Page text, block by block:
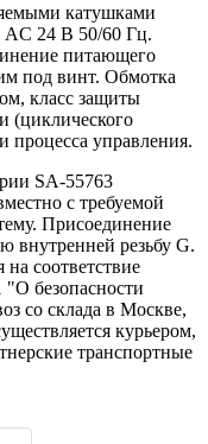
катушками
AC 24 В 50/60 Гц.
питающего
под винт. Обмотка
класс защиты
(циклического
процесса управления.
SA-55763
с требуемой
Присоединение
внутренней резьбу G.
соответствие
"О безопасности
со склада в Москве,
курьером,
транспортные